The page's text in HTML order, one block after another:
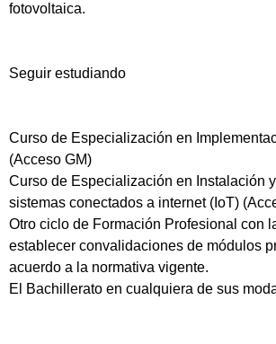
fotovoltaica.
Seguir estudiando
Curso de Especialización en
(Acceso GM)
Curso de Especialización en Instalación
sistemas conectados a internet (IoT)
Otro ciclo de Formación Profesional con
establecer convalidaciones de módulos
acuerdo a la normativa vigente.
El Bachillerato en cualquiera de sus